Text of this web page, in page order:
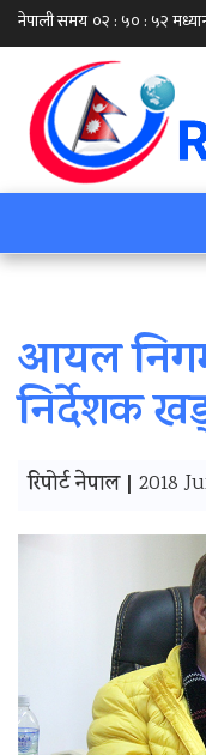
आयल
निर्देशक
रिपोर्ट नेपाल | 2018